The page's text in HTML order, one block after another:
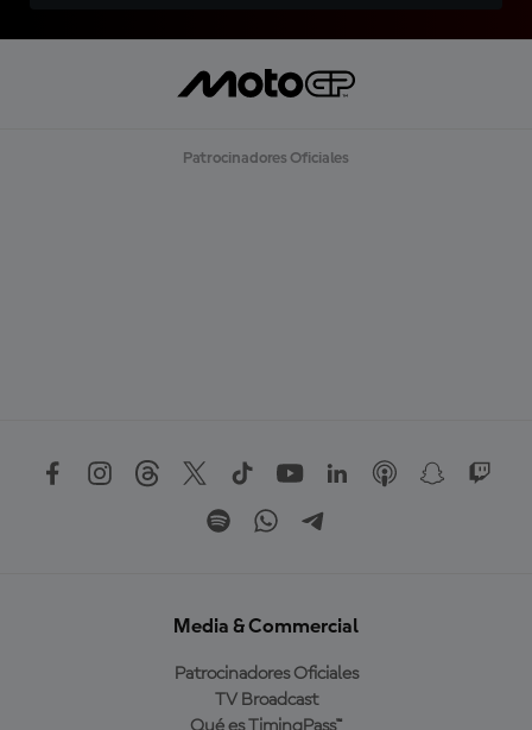
Patrocinadores Oficiales
Media & Commercial
Patrocinadores Oficiales
TV Broadcast